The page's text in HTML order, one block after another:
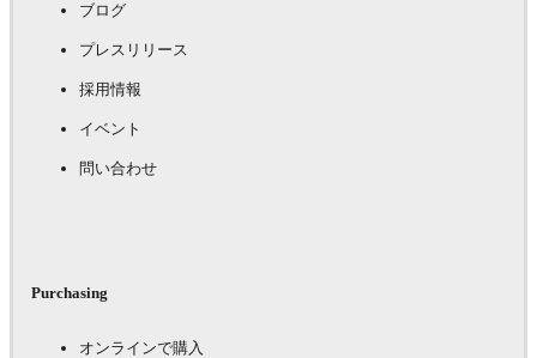
ブログ
プレスリリース
採用情報
イベント
問い合わせ
Purchasing
オンラインで購入